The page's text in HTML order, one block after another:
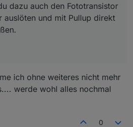
Tag":"%sd%"
Monat":"%smn%"
Jahr":"%syn%"
Jahrenanfang":"%3sya%"
dazu auch den Fototransistor
auslöten und mit Pullup direkt
ich ohne weiteres nicht mehr
werde wohl alles nochmal
0